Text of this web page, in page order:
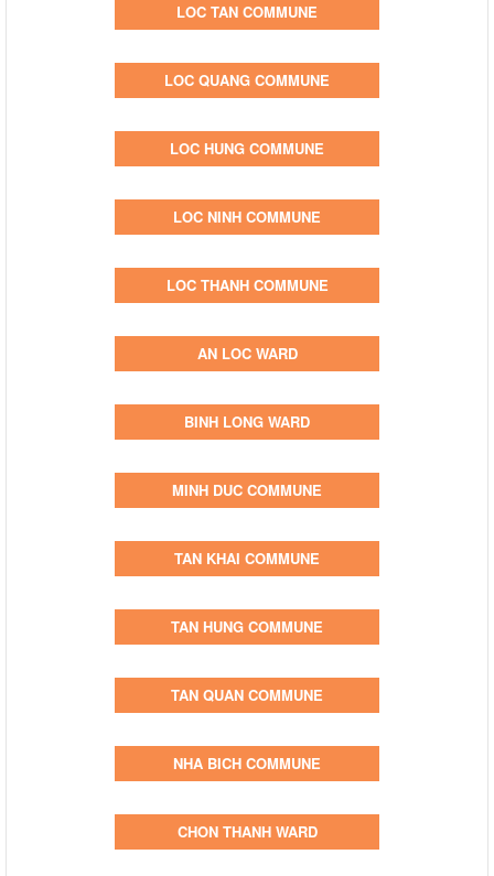
LOC TAN COMMUNE
LOC QUANG COMMUNE
LOC HUNG COMMUNE
LOC NINH COMMUNE
LOC THANH COMMUNE
AN LOC WARD
BINH LONG WARD
MINH DUC COMMUNE
TAN KHAI COMMUNE
TAN HUNG COMMUNE
TAN QUAN COMMUNE
NHA BICH COMMUNE
CHON THANH WARD